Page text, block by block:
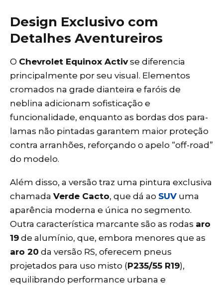
Design Exclusivo com
Detalhes Aventureiros
O Chevrolet Equinox Activse diferencia
principalmente por seu visual. Elementos
cromados na grade dianteira e faróis de
neblina adicionam sofisticação e
funcionalidade, enquanto as bordas dos para-
lamas não pintadas garantem maior proteção
contra arranhões, reforçando o apelo “off-road”
do modelo.
Além disso, a versão traz uma pintura exclusiva
chamada Verde Cacto, que dá ao SUV uma
aparência moderna e única no segmento.
Outra característica marcante são as rodas aro
19 de alumínio, que, embora menores que as
aro 20 da versão RS, oferecem pneus
projetados para uso misto (P235/55 R19),
equilibrando performance urbana e